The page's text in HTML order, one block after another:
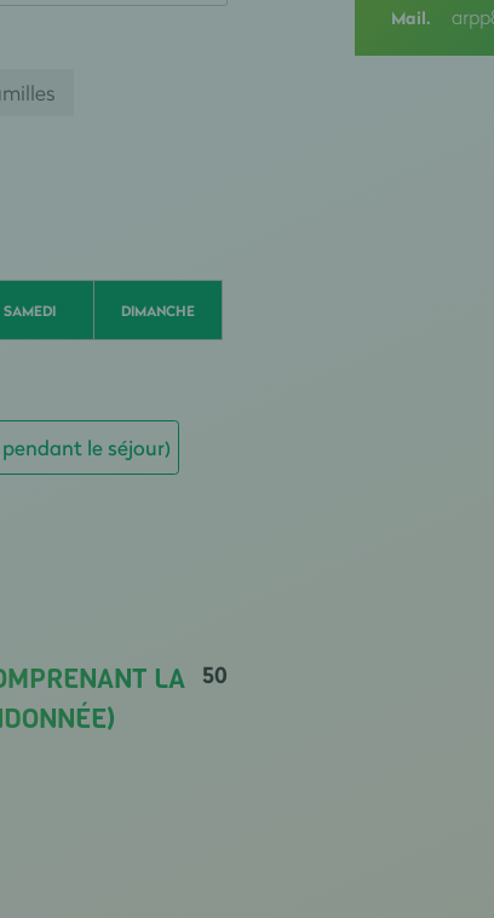
SAMEDI DIMANCHE
le séjour)
LA 50
Mail.